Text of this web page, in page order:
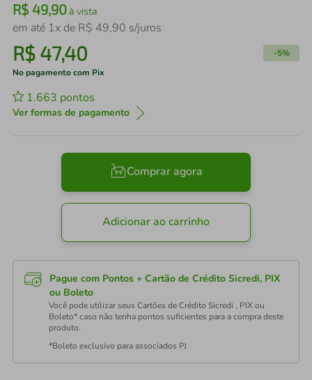
R$ 49,90à vista
em até 1x de R$ 49,90 s/juros
R$ 47,40 -5%
No pagamento com Pix
1.663 pontos
Ver formas de pagamento
Comprar agora
Adicionar ao carrinho
Pague com Pontos + Cartão de Crédito Sicredi, PIX
ou Boleto
Você pode utilizar seus Cartões de Crédito Sicredi , PIX ou
Boleto* caso não tenha pontos suficientes para a compra deste
produto.
*Boleto exclusivo para associados PJ